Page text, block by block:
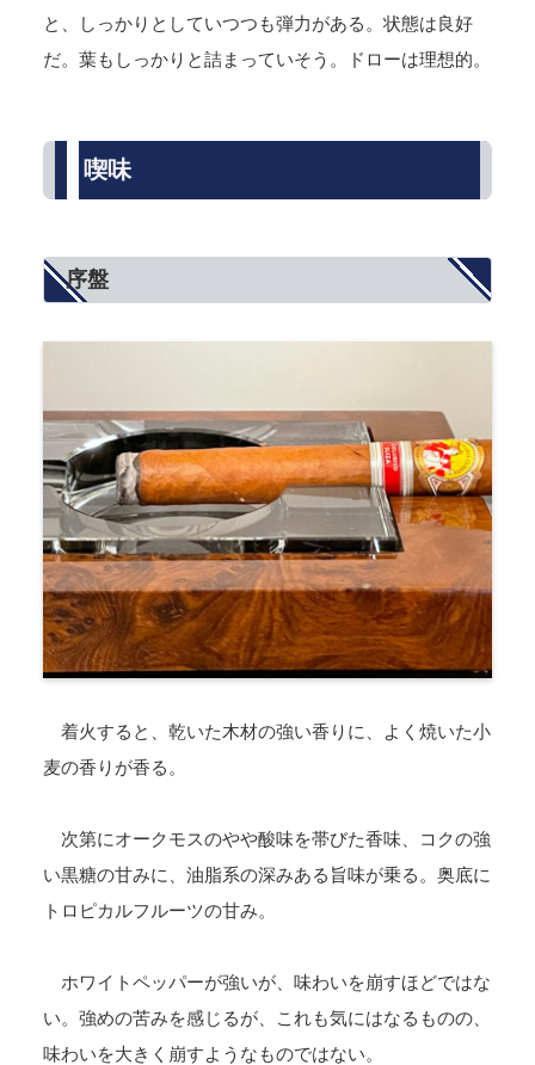
と、しっかりとしていつつも弾力がある。状態は良好
だ。葉もしっかりと詰まっていそう。ドローは理想的。
喫味
序盤
着火すると、乾いた木材の強い香りに、よく焼いた小
麦の香りが香る。
次第にオークモスのやや酸味を帯びた香味、コクの強
い黒糖の甘みに、油脂系の深みある旨味が乗る。奥底に
トロピカルフルーツの甘み。
ホワイトペッパーが強いが、味わいを崩すほどではな
い。強めの苦みを感じるが、これも気にはなるものの、
味わいを大きく崩すようなものではない。